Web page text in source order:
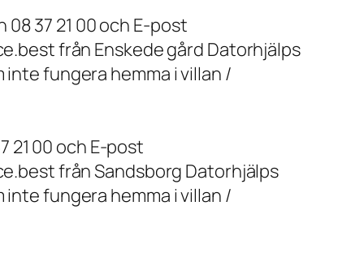
37 21 00 och E-post
från Enskede gård Datorhjälps
fungera hemma i villan /
21 00 och E-post
från Sandsborg Datorhjälps
fungera hemma i villan /